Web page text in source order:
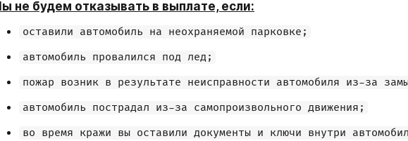
не будем отказывать в выплате, если:
оставили автомобиль на неохраняемой парковке;
автомобиль провалился под лед;
пожар возник в результате неисправности автомобиля из-за
автомобиль пострадал из-за самопроизвольного движения;
во время кражи вы оставили документы и ключи внутри